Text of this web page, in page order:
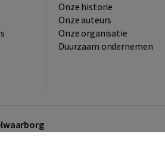
Onze historie
Onze auteurs
Onze organisatie
Duurzaam ondernemen